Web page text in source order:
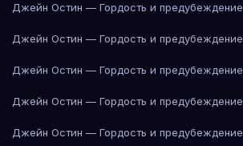
Джейн Остин — Гордость и предубеждение
Джейн Остин — Гордость и предубеждение
Джейн Остин — Гордость и предубеждение
Джейн Остин — Гордость и предубеждение
Джейн Остин — Гордость и предубеждение